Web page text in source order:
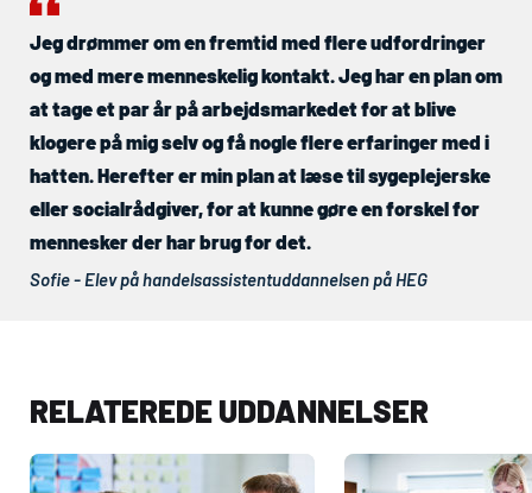
Jeg drømmer om en fremtid med flere udfordringer
og med mere menneskelig kontakt. Jeg har en plan om
at tage et par år på arbejdsmarkedet for at blive
klogere på mig selv og få nogle flere erfaringer med i
hatten. Herefter er min plan at læse til sygeplejerske
eller socialrådgiver, for at kunne gøre en forskel for
mennesker der har brug for det.
Sofie - Elev på handelsassistentuddannelsen på HEG
RELATEREDE UDDANNELSER